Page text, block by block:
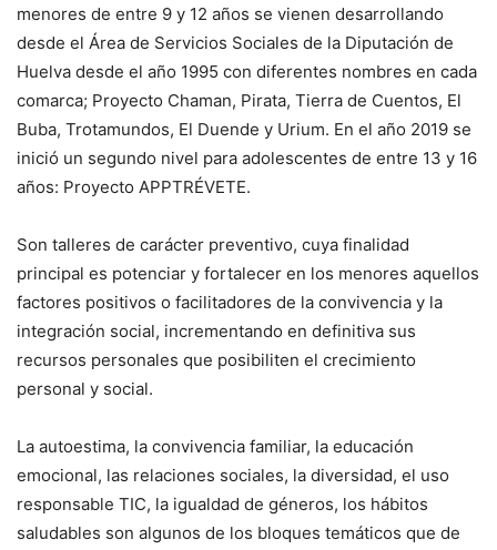
menores de entre 9 y 12 años se vienen desarrollando
desde el Área de Servicios Sociales de la Diputación de
Huelva desde el año 1995 con diferentes nombres en cada
comarca; Proyecto Chaman, Pirata, Tierra de Cuentos, El
Buba, Trotamundos, El Duende y Urium. En el año 2019 se
inició un segundo nivel para adolescentes de entre 13 y 16
años: Proyecto APPTRÉVETE.
Son talleres de carácter preventivo, cuya finalidad
principal es potenciar y fortalecer en los menores aquellos
factores positivos o facilitadores de la convivencia y la
integración social, incrementando en definitiva sus
recursos personales que posibiliten el crecimiento
personal y social.
La autoestima, la convivencia familiar, la educación
emocional, las relaciones sociales, la diversidad, el uso
responsable TIC, la igualdad de géneros, los hábitos
saludables son algunos de los bloques temáticos que de